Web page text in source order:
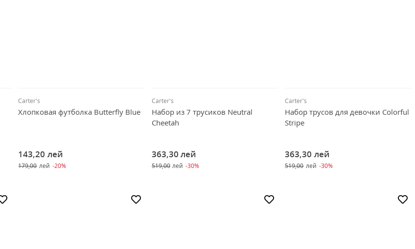
Carter's
Хлопковая футболка Butterfly Blue
143,20 лей
179,00 лей -20%
Carter's
Набор из 7 трусиков Neutral
Cheetah
363,30 лей
519,00 лей -30%
Carter's
Набор трусов для девочки Colorful
Stripe
363,30 лей
519,00 лей -30%